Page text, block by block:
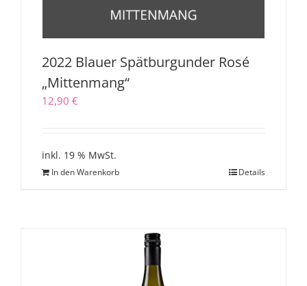
2022 Blauer Spätburgunder Rosé
„Mittenmang“
12,90 €
inkl. 19 % MwSt.
In den Warenkorb Details